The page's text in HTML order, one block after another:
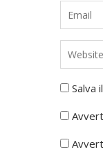
Salva